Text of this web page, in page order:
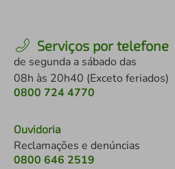
Serviços por telefone
de segunda a sábado das
08h às 20h40 (Exceto feriados)
0800 724 4770
Ouvidoria
Reclamações e denúncias
0800 646 2519